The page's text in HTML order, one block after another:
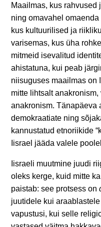
Maailmas, kus rahvused
ning omavahel
kus kultuurilised ja
varisemas, kus üha
mitmeid isevalitud
ahistatuna, kui peab
niisuguses maailmas on
mitte lihtsalt
anakronism. Tänapäeva
demokraatiate ning
kannustatud etnoriikide
Iisrael jääda valele
Iisraeli muutmine juudi
oleks kerge, kuid mitte
paistab: see protsess on
juutidele kui
vapustusi, kui selle